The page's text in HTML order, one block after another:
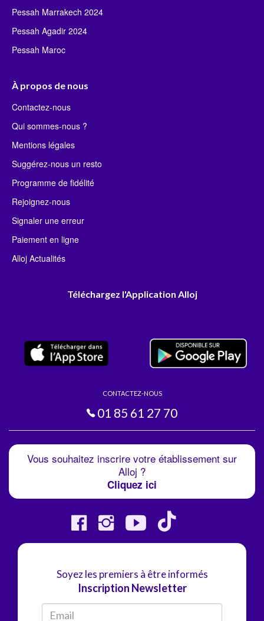
Pessah Marrakech 2024
Pessah Agadir 2024
Pessah Maroc
À propos de nous
Contactez-nous
Qui sommes-nous ?
Mentions légales
Suggérez-nous un resto
Programme de fidélité
Rejoignez-nous
Signaler une erreur
Paiement en ligne
Alloj Actualités
Téléchargez l'Application Alloj
CONTACTEZ-NOUS
01 85 61 27 70
Vous souhaitez inscrire votre établissement sur
Alloj ?
Cliquez ici
Soyez les premiers à être informés
Inscription Newsletter